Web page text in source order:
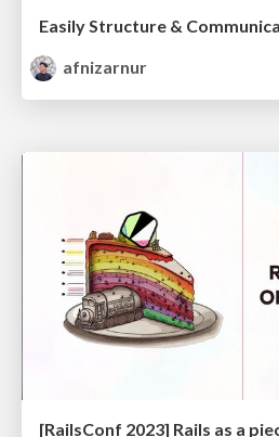
afnizarnur
[RailsConf 2023] Rails as a